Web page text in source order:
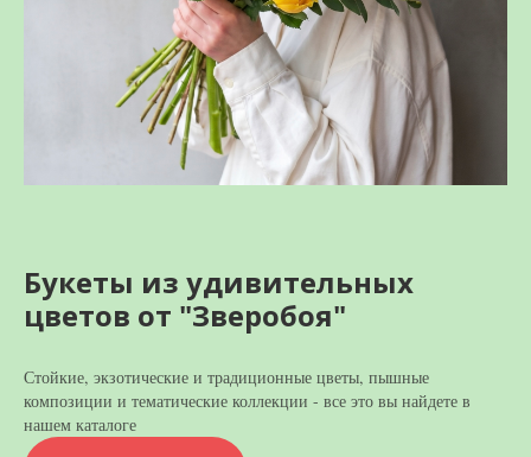
Букеты из удивительных
цветов от "Зверобоя"
Стойкие, экзотические и традиционные цветы, пышные
композиции и тематические коллекции - все это вы найдете в
нашем каталоге